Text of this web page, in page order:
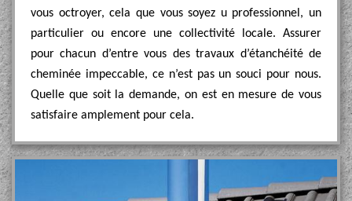
vous octroyer, cela que vous soyez u professionnel, un
particulier ou encore une collectivité locale. Assurer
pour chacun d’entre vous des travaux d’étanchéité de
cheminée impeccable, ce n’est pas un souci pour nous.
Quelle que soit la demande, on est en mesure de vous
satisfaire amplement pour cela.